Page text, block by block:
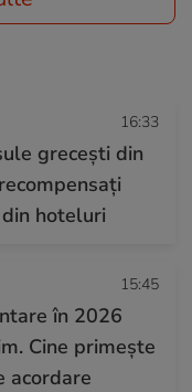
16:33
grecești din
hoteluri
15:45
în 2026
Cine primește
acordare